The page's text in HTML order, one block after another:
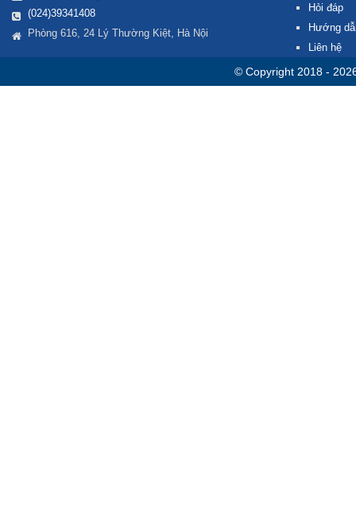
(024)39341408
Phòng 616, 24 Lý Thường Kiệt, Hà Nội
Hỏi đáp
Hướng
Liên hệ
© Copyright 2018 -